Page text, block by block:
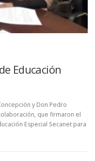
Educación
y Don Pedro
que firmaron el
Especial Secanet para